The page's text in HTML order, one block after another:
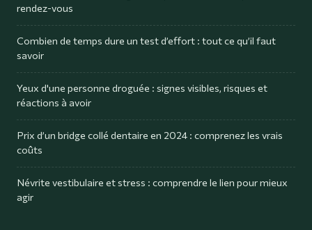
rendez-vous
Combien de temps dure un test d’effort : tout ce qu’il faut
savoir
Yeux d'une personne droguée : signes visibles, risques et
réactions à avoir
Prix d’un bridge collé dentaire en 2024 : comprenez les vrais
coûts
Névrite vestibulaire et stress : comprendre le lien pour mieux
agir